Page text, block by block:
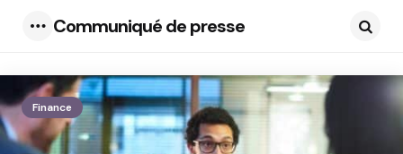
Communiqué de presse
Finance